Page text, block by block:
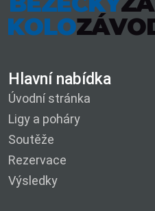
Hlavní nabídka
Úvodní stránka
Ligy a poháry
Soutěže
Rezervace
Výsledky